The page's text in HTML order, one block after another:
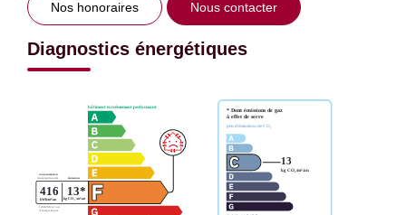
Nos honoraires Nous contacter
Diagnostics énergétiques